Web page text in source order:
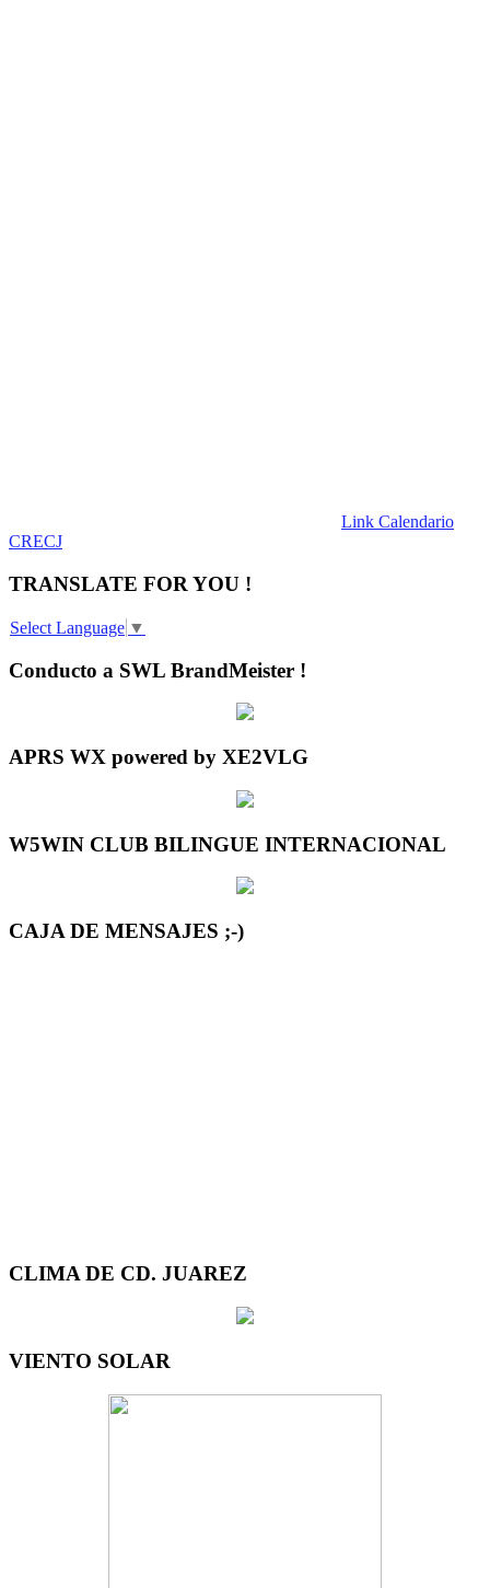
Link Calendario
CRECJ
TRANSLATE FOR YOU !
Select Language ▼
Conducto a SWL BrandMeister !
APRS WX powered by XE2VLG
W5WIN CLUB BILINGUE INTERNACIONAL
CAJA DE MENSAJES ;-)
CLIMA DE CD. JUAREZ
VIENTO SOLAR